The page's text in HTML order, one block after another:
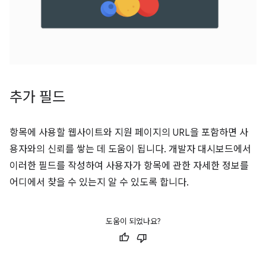
추가 필드
항목에 사용할 웹사이트와 지원 페이지의 URL을 포함하면 사
용자와의 신뢰를 쌓는 데 도움이 됩니다. 개발자 대시보드에서
이러한 필드를 작성하여 사용자가 항목에 관한 자세한 정보를
어디에서 찾을 수 있는지 알 수 있도록 합니다.
도움이 되었나요?